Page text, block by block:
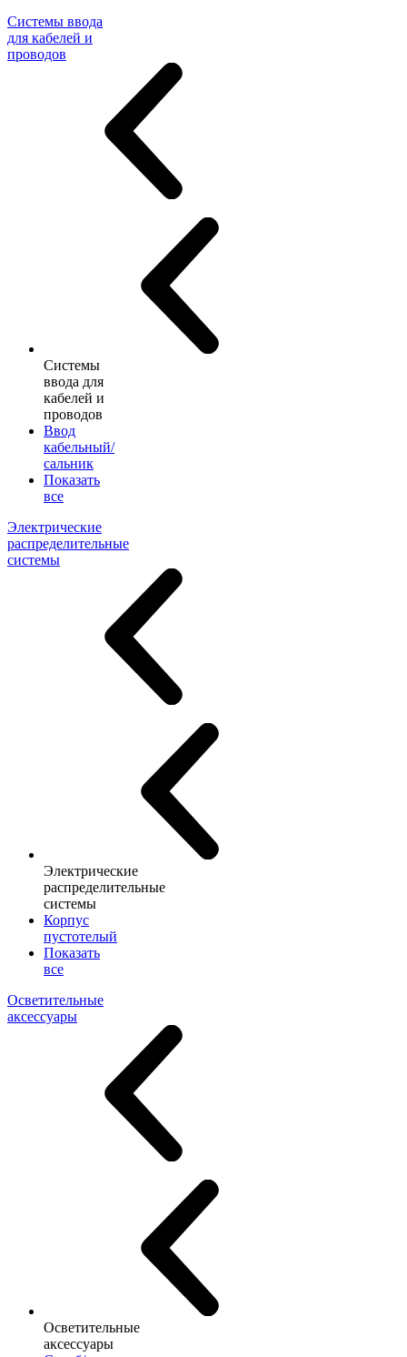
Системы ввода
для кабелей и
проводов
Системы
ввода для
кабелей и
проводов
Ввод
кабельный/
сальник
Показать
все
Электрические
распределительные
системы
Электрические
распределительные
системы
Корпус
пустотелый
Показать
все
Осветительные
аксессуары
Осветительные
аксессуары